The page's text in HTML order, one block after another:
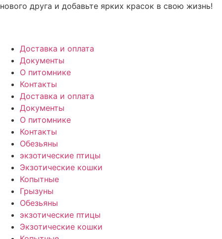
нового друга и добавьте ярких красок в свою жизнь!
Доставка и оплата
Документы
О питомнике
Контакты
Доставка и оплата
Документы
О питомнике
Контакты
Обезьяны
экзотические птицы
Экзотические кошки
Копытные
Грызуны
Обезьяны
экзотические птицы
Экзотические кошки